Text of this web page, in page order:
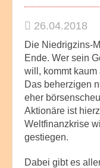
26.04.2018
Die Niedrigzins-
Ende. Wer sein
will, kommt
Das beherzigen
eher
Aktionäre ist
Weltfinanzkrise
gestiegen.
Dabei gibt es